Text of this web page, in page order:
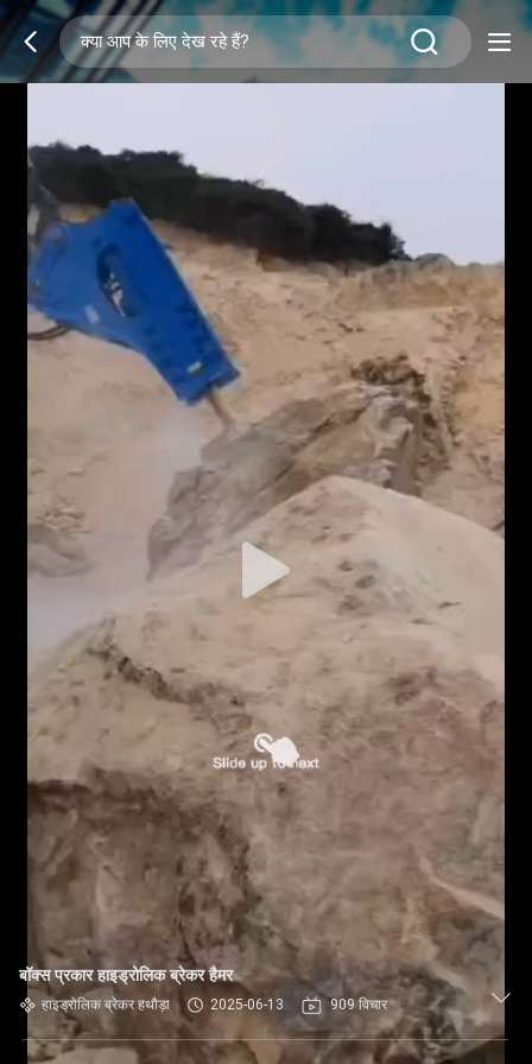
बॉक्स प्रकार हाइड्रोलिक ब्रेकर हैमर
हाइड्रोलिक ब्रेकर हथौड़ा 2025-06-13 909 विचार